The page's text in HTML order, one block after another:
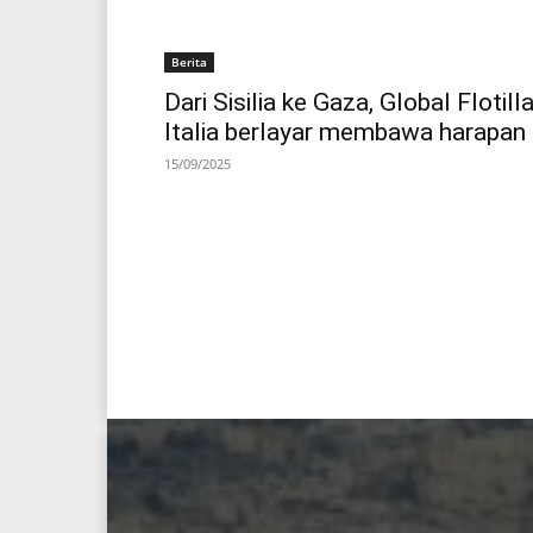
Berita
Dari Sisilia ke Gaza, Global Flotilla
Italia berlayar membawa harapan
15/09/2025